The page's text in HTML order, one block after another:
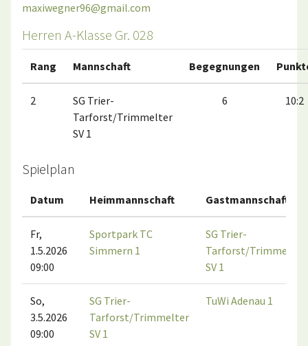
maxiwegner96@gmail.com
Herren A-Klasse Gr. 028
Rang Mannschaft Begegnungen
2
SG Trier-
Tarforst/Trimmelter
SV 1
6 10:2
Spielplan
Datum Heimmannschaft Gastmannschaft
Fr,
1.5.2026
09:00
Sportpark TC
Simmern 1
SG Trier-
Tarforst/Trimmelter
SV 1
So,
3.5.2026
09:00
SG Trier-
Tarforst/Trimmelter
SV 1
TuWi Adenau 1